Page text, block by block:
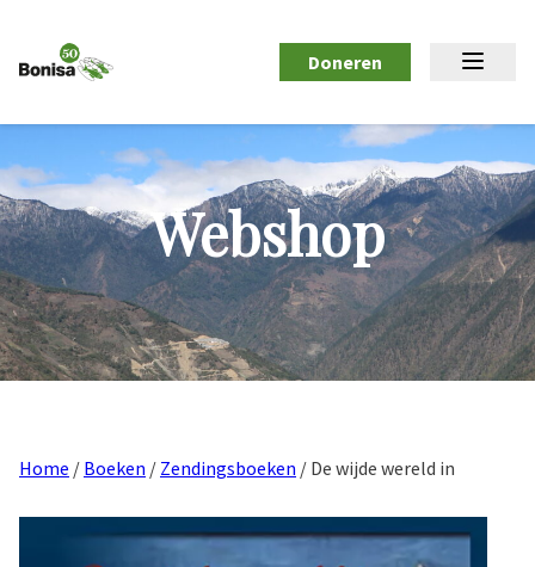
Doneren
Webshop
Home / Boeken / Zendingsboeken / De wijde wereld in